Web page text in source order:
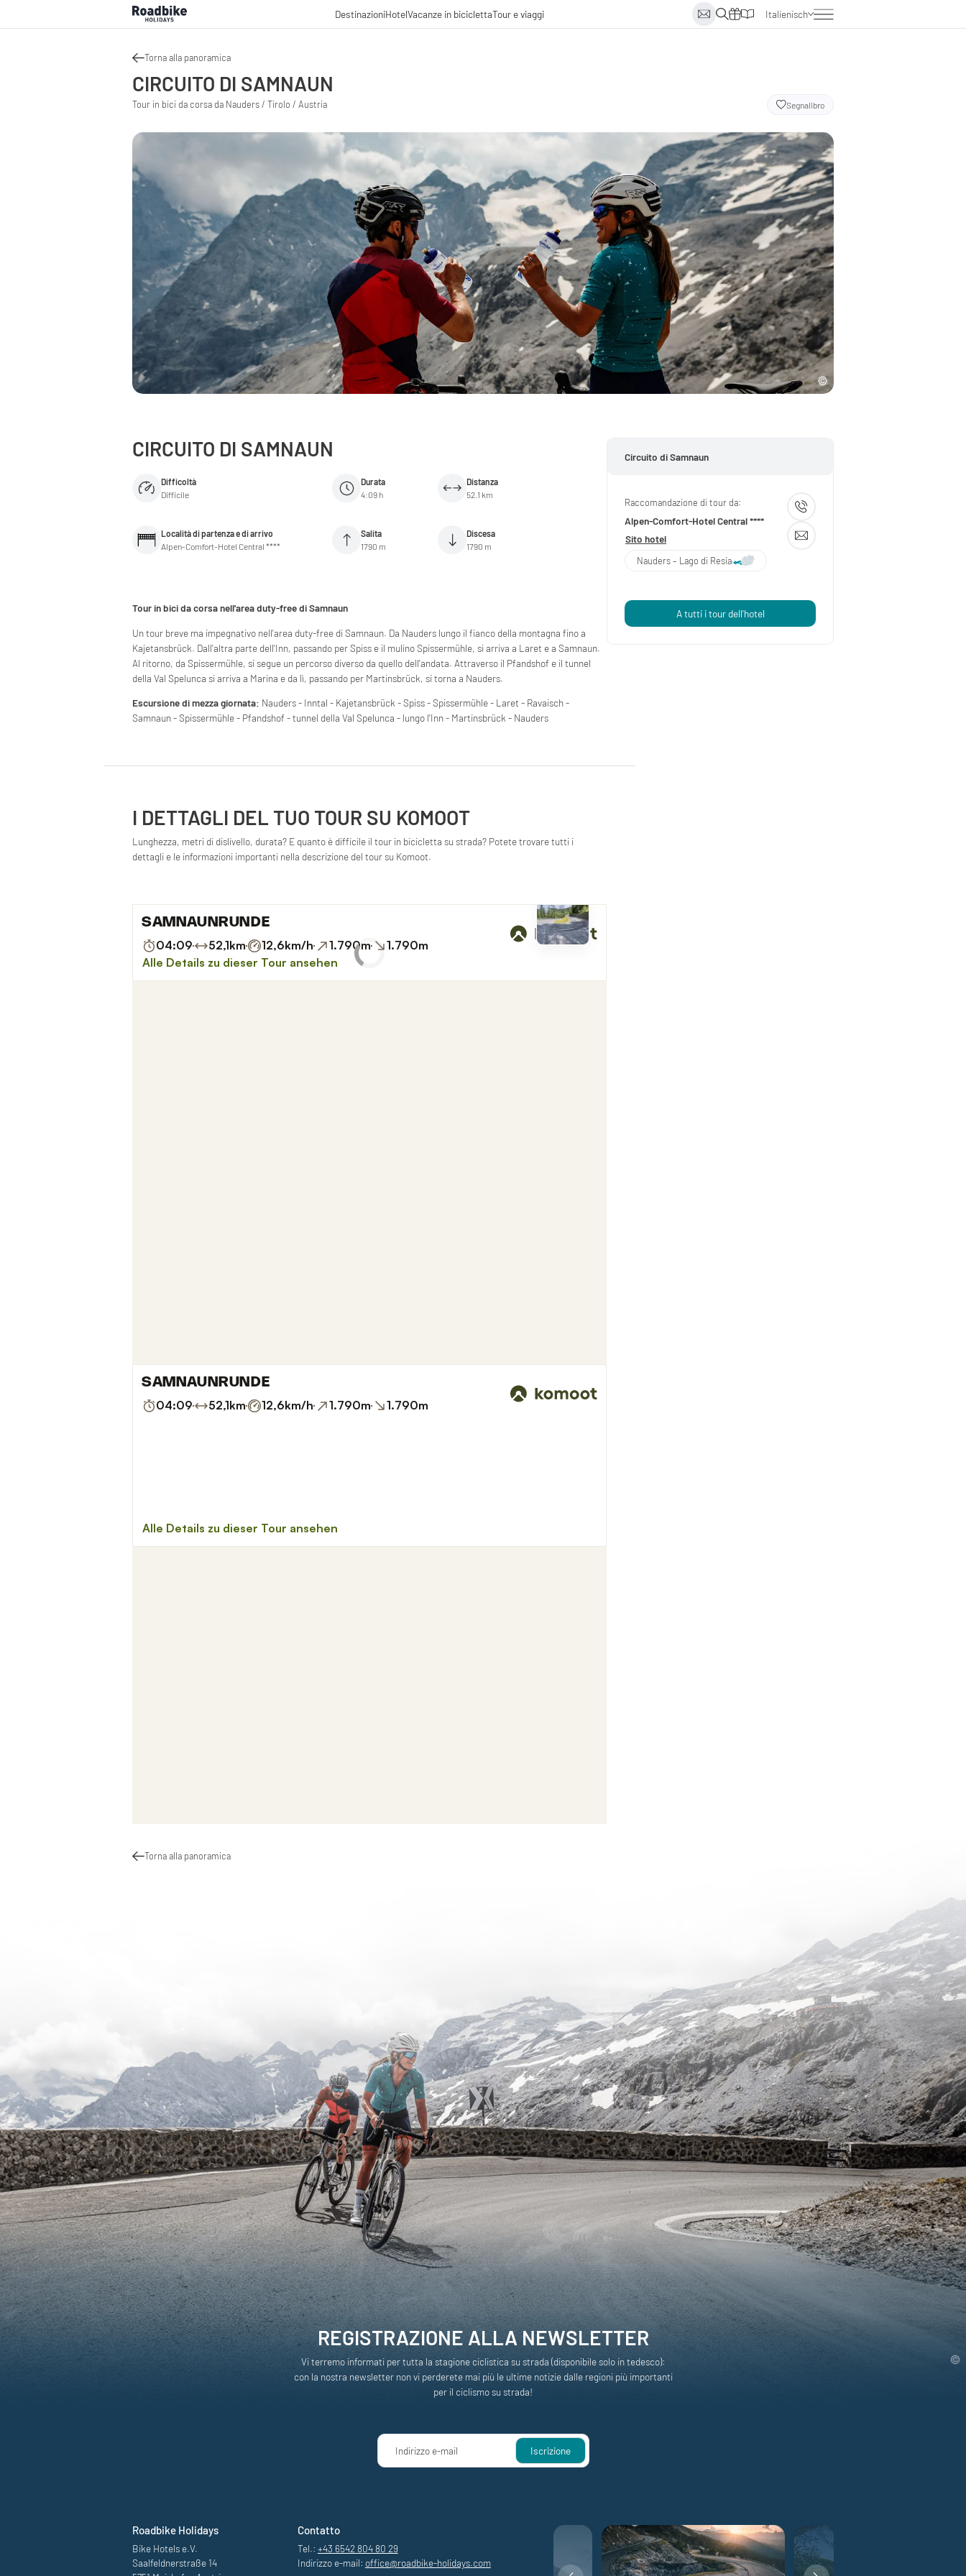
DestinazioniHotelVacanze in biciclettaTour e viaggi Italienisch
Deutsch
Torna alla panoramica
CIRCUITO DI SAMNAUN
Tour in bici da corsa da Nauders / Tirolo / Austria Segnalibro
CIRCUITO DI SAMNAUN
Difficoltà
Difficile
Durata
4:09 h
Distanza
52.1 km
Località di partenza e di arrivo
Alpen-Comfort-Hotel Central ****
Salita
1790 m
Discesa
1790 m
Tour in bici da corsa nell'area duty-free di Samnaun
Un tour breve ma impegnativo nell'area duty-free di Samnaun. Da Nauders lungo il fianco della montagna fino a
Kajetansbrück. Dall'altra parte dell'Inn, passando per Spiss e il mulino Spissermühle, si arriva a Laret e a Samnaun.
Al ritorno, da Spissermühle, si segue un percorso diverso da quello dell'andata. Attraverso il Pfandshof e il tunnel
della Val Spelunca si arriva a Marina e da lì, passando per Martinsbrück, si torna a Nauders.
Escursione di mezza giornata: Nauders - Inntal - Kajetansbrück - Spiss - Spissermühle - Laret - Ravaisch -
Samnaun - Spissermühle - Pfandshof - tunnel della Val Spelunca - lungo l'Inn - Martinsbrück - Nauders
I DETTAGLI DEL TUO TOUR SU KOMOOT
Lunghezza, metri di dislivello, durata? E quanto è difficile il tour in bicicletta su strada? Potete trovare tutti i
dettagli e le informazioni importanti nella descrizione del tour su Komoot.
Torna alla panoramica
Circuito di Samnaun
Raccomandazione di tour da:
Alpen-Comfort-Hotel Central ****
Sito hotel
Nauders – Lago di Resia
A tutti i tour dell'hotel
REGISTRAZIONE ALLA NEWSLETTER
Vi terremo informati per tutta la stagione ciclistica su strada (disponibile solo in tedesco):
con la nostra newsletter non vi perderete mai più le ultime notizie dalle regioni più importanti
per il ciclismo su strada!
Indirizzo e-mail Iscrizione
Roadbike Holidays
Bike Hotels e.V.
Saalfeldnerstraße 14
Contatto
Tel.: +43 6542 804 80 29
Indirizzo e-mail: office@roadbike-holidays.com